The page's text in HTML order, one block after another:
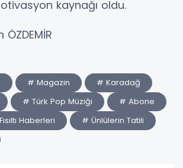
kaynağı oldu.
ÖZDEMİR
# Magazin
# Karadağ
# Türk Pop Müziği
# Abone
Haberleri
# Ünlülerin Tatili